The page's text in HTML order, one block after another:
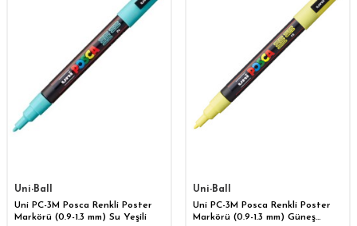
Uni-Ball
Uni PC-3M Posca Renkli Poster
Markörü (0.9-1.3 mm) Su Yeşili
Uni-Ball
Uni PC-3M Posca Renkli Poster
Markörü (0.9-1.3 mm) Güneş